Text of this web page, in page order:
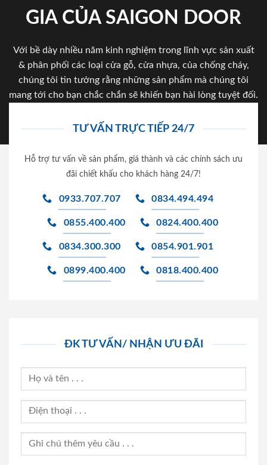
GIA CỦA SAIGON DOOR
Với bề dày nhiều năm kinh nghiệm trong lĩnh vực sản xuất
& phân phối các loại cửa gỗ, cửa nhựa, của chống cháy,
chúng tôi tin tưởng rằng những sản phẩm mà chúng tôi
mang tới cho bạn chắc chắn sẽ khiến bạn hài lòng tuyệt đối.
TƯ VẤN TRỰC TIẾP 24/7
Hỗ trợ tư vấn về sản phẩm, giá thành và các chính sách ưu
đãi chiết khấu cho khách hàng 24/7!
0933.707.707 0834.494.494
0855.400.400 0824.400.400
0834.300.300 0854.901.901
0899.400.400 0818.400.400
ĐK TƯ VẤN/ NHẬN ƯU ĐÃI